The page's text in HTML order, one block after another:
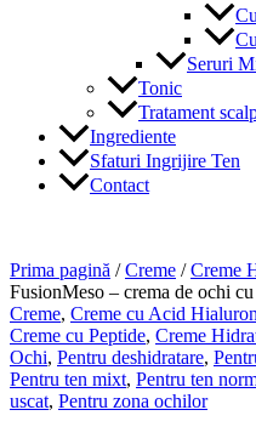
Seruri
Tonic
Tratament
Ingrediente
Sfaturi Ingrijire Ten
Contact
Prima pagină /Creme /Creme
FusionMeso – crema de ochi
Creme, Creme cu Acid
Creme cu Peptide, Creme
Ochi, Pentru deshidratare,
Pentru ten mixt, Pentru ten
uscat, Pentru zona ochilor